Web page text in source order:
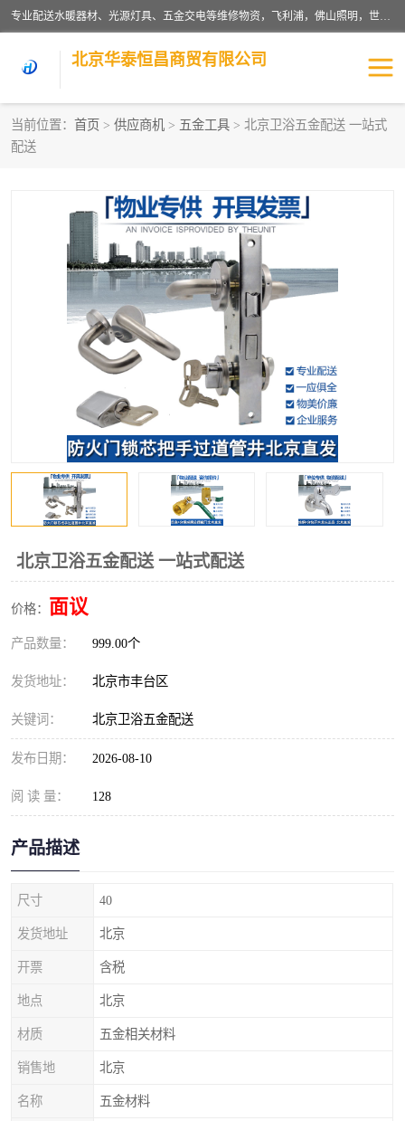
专业配送水暖器材、光源灯具、五金交电等维修物资，飞利浦，佛山照明，世达，博世，九牧，特陶等各产品涉及国内外知名品牌。公司专注与物业、学校、酒店、工厂等单位合作，提供一站式配送服务，降低客户综合成本。依托电子商务改变传统模式，以专业的团队为客户提供24H物资配送到达，货到月结、统一开票，便捷退换等服务，提高了企业的运营效率。
北京华泰恒昌商贸有限公司
当前位置： 首页 > 供应商机 > 五金工具 > 北京卫浴五金配送 一站式
配送
北京卫浴五金配送 一站式配送
价格： 面议
产品数量： 999.00个
发货地址： 北京市丰台区
关键词： 北京卫浴五金配送
发布日期： 2026-08-10
阅 读 量： 128
产品描述
尺寸 40
发货地址 北京
开票 含税
地点 北京
材质 五金相关材料
销售地 北京
名称 五金材料
水暖阀门
涂料辅材